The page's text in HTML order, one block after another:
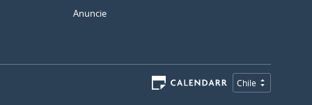
Anuncie
Chile